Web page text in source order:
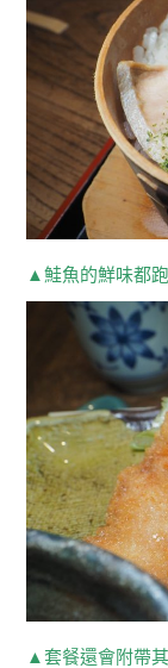
▲鮭魚的鮮味都
▲套餐還會附帶